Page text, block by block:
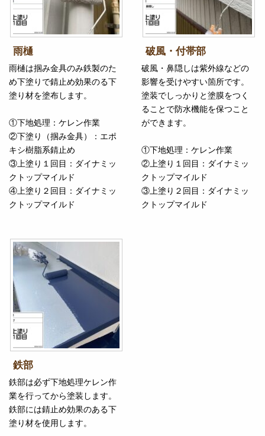
雨樋
雨樋は掴み金具のみ鉄製のた
め下塗りで錆止め効果のる下
塗り材を塗布します。
①下地処理：ケレン作業
②下塗り（掴み金具）：エポ
キシ樹脂系錆止め
③上塗り１回目：ダイナミッ
クトップマイルド
④上塗り２回目：ダイナミッ
クトップマイルド
破風・付帯部
破風・鼻隠しは紫外線などの
影響を受けやすい箇所です。
塗装でしっかりと塗膜をつく
ることで防水機能を保つこと
ができます。
①下地処理：ケレン作業
②上塗り１回目：ダイナミッ
クトップマイルド
③上塗り２回目：ダイナミッ
クトップマイルド
鉄部
鉄部は必ず下地処理ケレン作
業を行ってから塗装します。
鉄部には錆止め効果のある下
塗り材を使用します。